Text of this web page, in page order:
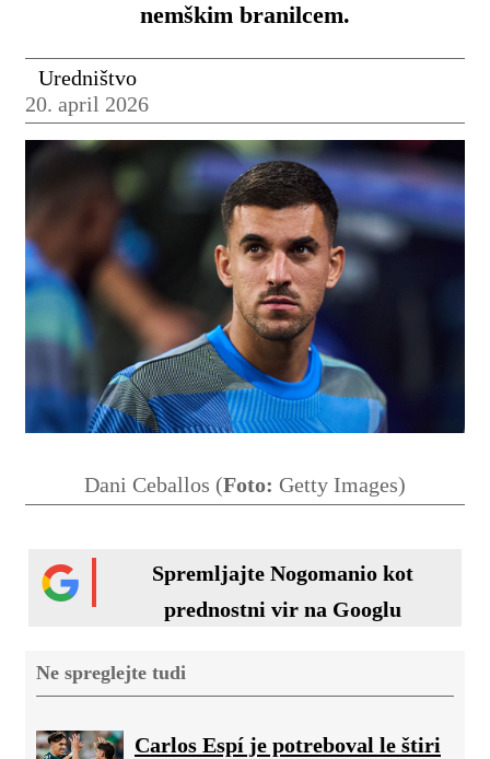
nemškim branilcem.
Uredništvo
20. april 2026
Dani Ceballos (Foto: Getty Images)
Spremljajte Nogomanio kot
prednostni vir na Googlu
Ne spreglejte tudi
Carlos Espí je potreboval le štiri